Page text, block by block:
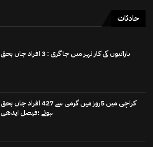
حادثات
باراتیوں کی کار نہر میں جاگری : 3 افراد جاں بحق
کراچی میں 5روز میں گرمی سے 427 افراد جاں بحق
ہوئے ؛فیصل ایدھی